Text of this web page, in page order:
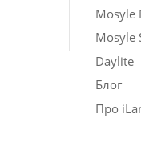
Mosyle
Mosyle
Daylite
Блог
Про